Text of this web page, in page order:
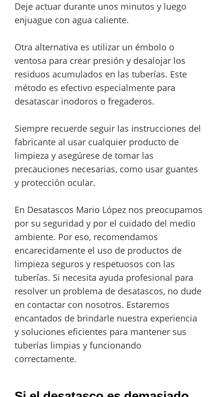
Deje actuar durante unos minutos y luego
enjuague con agua caliente.
Otra alternativa es utilizar un émbolo o
ventosa para crear presión y desalojar los
residuos acumulados en las tuberías. Este
método es efectivo especialmente para
desatascar inodoros o fregaderos.
Siempre recuerde seguir las instrucciones del
fabricante al usar cualquier producto de
limpieza y asegúrese de tomar las
precauciones necesarias, como usar guantes
y protección ocular.
En Desatascos Mario López nos preocupamos
por su seguridad y por el cuidado del medio
ambiente. Por eso, recomendamos
encarecidamente el uso de productos de
limpieza seguros y respetuosos con las
tuberías. Si necesita ayuda profesional para
resolver un problema de desatascos, no dude
en contactar con nosotros. Estaremos
encantados de brindarle nuestra experiencia
y soluciones eficientes para mantener sus
tuberías limpias y funcionando
correctamente.